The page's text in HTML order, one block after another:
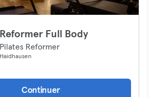
Reformer Full Body
Pilates Reformer
Haidhausen
Continuer